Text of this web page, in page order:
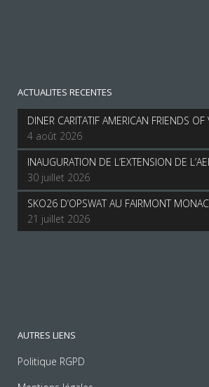
ACTUALITES RECENTES
DINER CARITATIF AMERICAN FRIENDS OF
4 août 2026
INAUGURATION DE L’EXTENSION DE
30 juillet 2026
SKO26 D’OPSWAT AU FAIRMONT
21 juillet 2026
AUTRES LIENS
Politique RGPD